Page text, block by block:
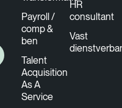
Payroll /
comp &
ben
Talent
Acquisition
As A
Service
HR
consultant
Vast